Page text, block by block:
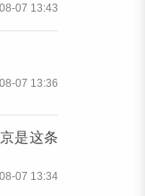
07 13:43
07 13:36
是这条
07 13:34